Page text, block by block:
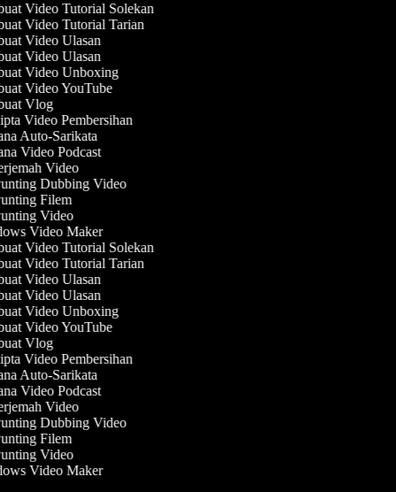
Video Tutorial Solekan
Video Tutorial Tarian
Video Ulasan
Video Ulasan
Video Unboxing
Video YouTube
Vlog
Video Pembersihan
Auto-Sarikata
Video Podcast
Video
Dubbing Video
Filem
Video
Video Maker
Video Tutorial Solekan
Video Tutorial Tarian
Video Ulasan
Video Ulasan
Video Unboxing
Video YouTube
Vlog
Video Pembersihan
Auto-Sarikata
Video Podcast
Video
Dubbing Video
Filem
Video
Video Maker